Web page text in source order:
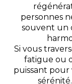
personnes
souvent un
Si vous
fatigue ou
puissant pour